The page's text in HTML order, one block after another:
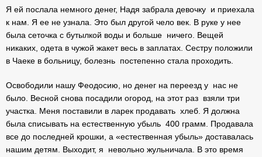
Я ей послала немного денег, Надя забрала девочку и приехала
к нам. Я ее не узнала. Это был другой чело век. В руке у нее
была сеточка с бутылкой воды и больше ничего. Вещей
никаких, одета в чужой жакет весь в заплатах. Сестру положили
в Чаеке в больницу, болезнь постепенно стала проходить.
Освободили нашу Феодосию, но денег на переезд у нас не
было. Весной снова посадили огород, на этот раз взяли три
участка. Меня поставили в ларек продавать хлеб. Я должна
была списывать на естественную убыль 400 грамм. Продавала
все до последней крошки, а «естественная убыль» доставалась
нашим детям. Выходит, я невольно жульничала. В это время